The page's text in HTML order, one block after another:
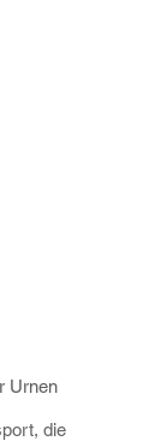
Urnen
die